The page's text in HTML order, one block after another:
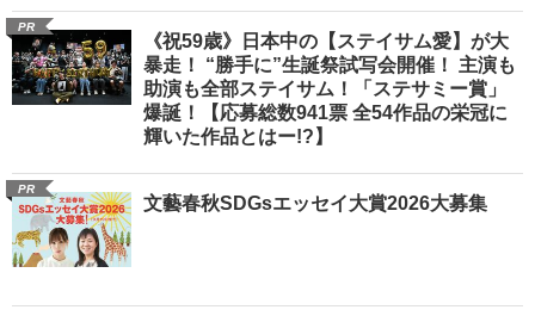
PR
《祝59歳》日本中の【ステイサム愛】が大
暴走！ “勝手に”生誕祭試写会開催！ 主演も
助演も全部ステイサム！「ステサミー賞」
爆誕！【応募総数941票 全54作品の栄冠に
輝いた作品とはー!?】
PR
文藝春秋SDGsエッセイ大賞2026大募集